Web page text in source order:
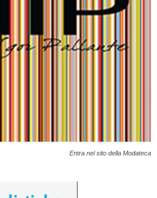
Entra nel sito della Modateca